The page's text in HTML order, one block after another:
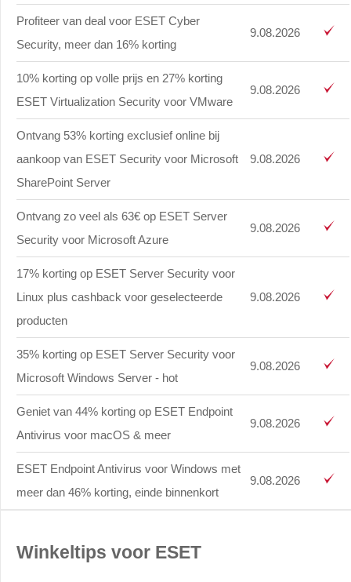
Profiteer van deal voor ESET Cyber
Security, meer dan 16% korting
9.08.2026
10% korting op volle prijs en 27% korting
ESET Virtualization Security voor VMware
9.08.2026
Ontvang 53% korting exclusief online bij
aankoop van ESET Security voor Microsoft
SharePoint Server
9.08.2026
Ontvang zo veel als 63€ op ESET Server
Security voor Microsoft Azure
9.08.2026
17% korting op ESET Server Security voor
Linux plus cashback voor geselecteerde
producten
9.08.2026
35% korting op ESET Server Security voor
Microsoft Windows Server - hot
9.08.2026
Geniet van 44% korting op ESET Endpoint
Antivirus voor macOS & meer
9.08.2026
ESET Endpoint Antivirus voor Windows met
meer dan 46% korting, einde binnenkort
9.08.2026
Winkeltips voor ESET